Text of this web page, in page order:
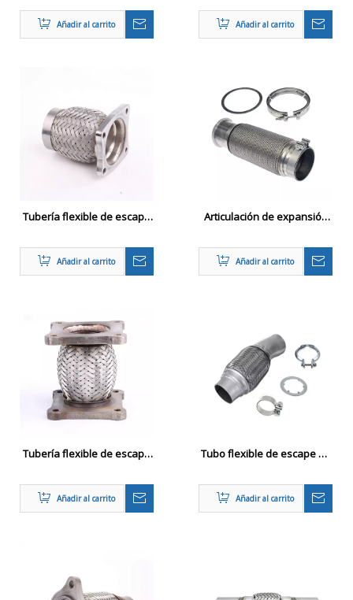
soldadura de tubo
corrugado a continuación
en la instalación
Añadir al carrito
automático
Añadir al carrito
Tubería flexible de escape
automático con brida
Añadir al carrito
Articulación de expansión
Añadir al carrito
Tubería flexible de escape
automático con junta de
brida
Añadir al carrito
Tubo flexible de escape de
automático con abrazadera
a juego
Añadir al carrito